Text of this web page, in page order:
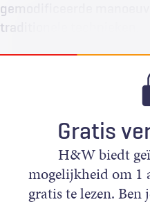
gemodificeerde
traditionele technieken.
Gratis
H&W biedt
mogelijkheid om 1
gratis te lezen. Ben